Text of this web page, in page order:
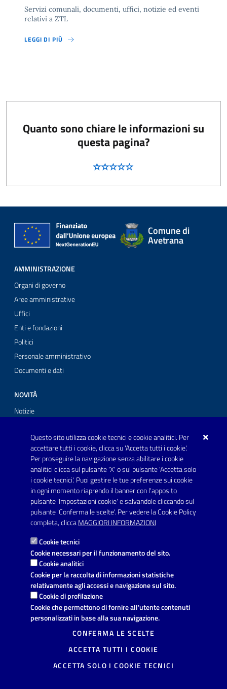
Questo sito utilizza cookie tecnici e cookie analitici. Per
accettare tutti i cookie, clicca su 'Accetta tutti i cookie'.
Per proseguire la navigazione senza abilitare i cookie
analitici clicca sul pulsante 'X' o sul pulsante 'Accetta solo
i cookie tecnici'. Puoi gestire le tue preferenze sui cookie
in ogni momento riaprendo il banner con l'apposito
pulsante 'Impostazioni cookie' e salvandole cliccando sul
pulsante 'Conferma le scelte'. Per vedere la Cookie Policy
completa, cliccaMAGGIORI INFORMAZIONI
Cookie tecnici
Cookie necessari per il funzionamento del sito.
Cookie analitici
Cookie per la raccolta di informazioni statistiche
relativamente agli accessi e navigazione sul sito.
Cookie di profilazione
Cookie che permettono di fornire all'utente contenuti
personalizzati in base alla sua navigazione.
CONFERMA LE SCELTE
ACCETTA TUTTI I COOKIE
ACCETTA SOLO I COOKIE TECNICI
Servizi comunali, documenti, uffici, notizie ed eventi
relativi a ZTL
LEGGI DI PIÙ
Quanto sono chiare le informazioni su
questa pagina?
Comune di
Avetrana
AMMINISTRAZIONE
Organi di governo
Aree amministrative
Uffici
Enti e fondazioni
Politici
Personale amministrativo
Documenti e dati
NOVITÀ
Notizie
Avvisi
SERVIZI
Elenco servizi
VIVERE IL COMUNE
Luoghi
Eventi
AMMINISTRAZIONE TRASPARENTE
I dati personali pubblicati sono riutilizzabili solo alle condizioni
previste dalla direttiva comunitaria 2003/98/CE e dal d.lgs.
36/2006
Comune di Avetrana
Provincia di Taranto
Via Vittorio Emanuele, 19, 74020